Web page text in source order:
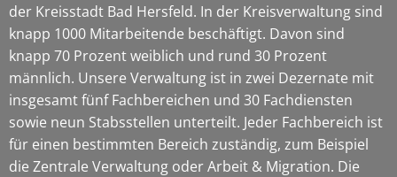
der Kreisstadt Bad Hersfeld. In der Kreisverwaltung sind
knapp 1000 Mitarbeitende beschäftigt. Davon sind
knapp 70 Prozent weiblich und rund 30 Prozent
männlich. Unsere Verwaltung ist in zwei Dezernate mit
insgesamt fünf Fachbereichen und 30 Fachdiensten
sowie neun Stabsstellen unterteilt. Jeder Fachbereich ist
für einen bestimmten Bereich zuständig, zum Beispiel
die Zentrale Verwaltung oder Arbeit & Migration. Die